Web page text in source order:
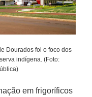
Dourados foi o foco dos
indígena. (Foto:
em frigoríficos